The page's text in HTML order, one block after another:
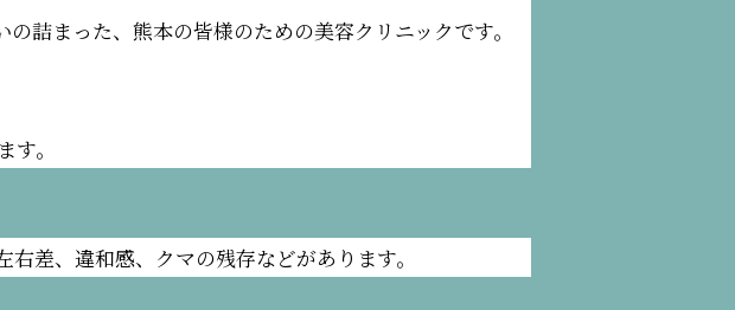
詰まった、熊本の皆様のための美容クリニックです。
。
差、違和感、クマの残存などがあります。